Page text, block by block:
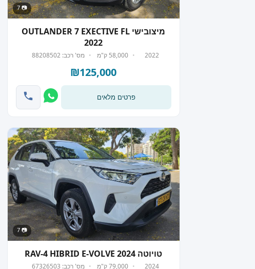
📷 7
מיצובישי OUTLANDER 7 EXECTIVE FL
2022
2022 58,000 ק"מ מס' רכב: 88208502
₪125,000
פרטים מלאים
📷 7
טויוטה RAV-4 HIBRID E-VOLVE 2024
2024 79,000 ק"מ מס' רכב: 67326503